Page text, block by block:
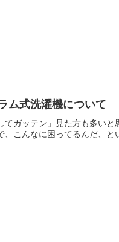
ム式洗濯機について
てガッテン」見た方も多い
こんなに困ってるんだ、